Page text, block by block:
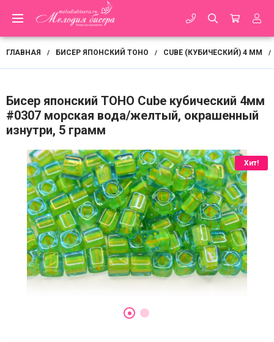
ГЛАВНАЯ / БИСЕР ЯПОНСКИЙ TOHO / CUBE (КУБИЧЕСКИЙ) 4 ММ /
Бисер японский TOHO Cube кубический 4мм
#0307 морская вода/желтый, окрашенный
изнутри, 5 грамм
Хит!